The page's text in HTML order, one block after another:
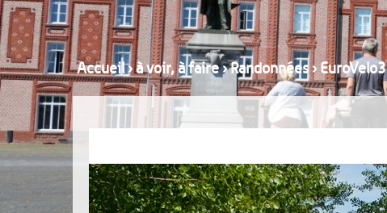
Accueil›à voir, à faire›Randonnées ›EuroVelo3